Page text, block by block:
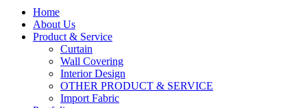
Home
About Us
Product & Service
Curtain
Wall Covering
Interior Design
OTHER PRODUCT & SERVICE
Import Fabric